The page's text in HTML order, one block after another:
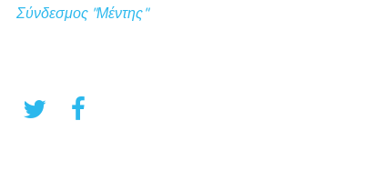
Σύνδεσμος "Μέντης"